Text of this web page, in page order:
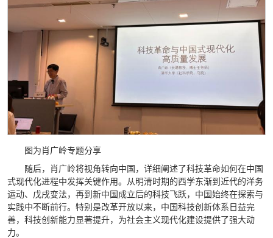
图为肖广岭专题分享
随后，肖广岭将视角转向中国，详细阐述了科技革命如何在中国
式现代化进程中发挥关键作用。从明清时期的西学东渐到近代的洋务
运动、戊戌变法，再到新中国成立后的科技飞跃，中国始终在探索与
实践中不断前行。特别是改革开放以来，中国科技创新体系日益完
善，科技创新能力显著提升，为社会主义现代化建设提供了强大动
力。